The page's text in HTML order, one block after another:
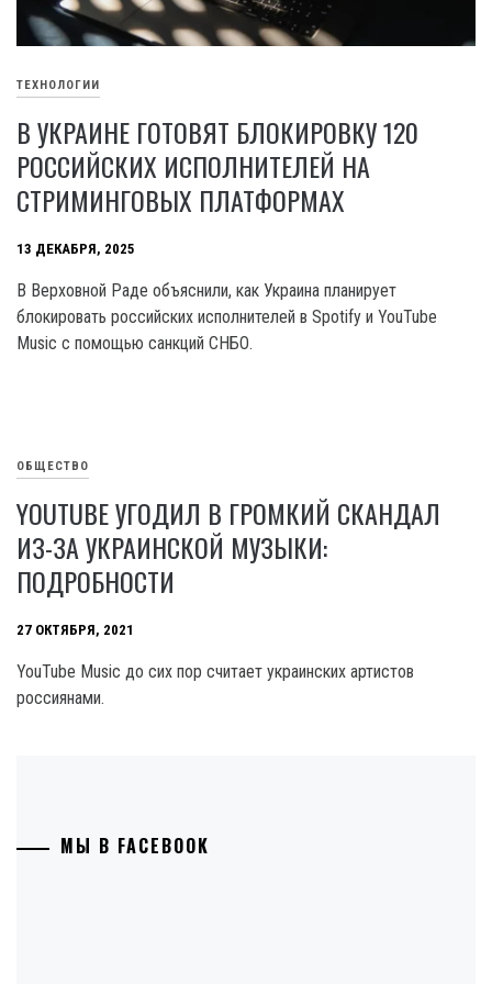
ТЕХНОЛОГИИ
В УКРАИНЕ ГОТОВЯТ БЛОКИРОВКУ 120
РОССИЙСКИХ ИСПОЛНИТЕЛЕЙ НА
СТРИМИНГОВЫХ ПЛАТФОРМАХ
13 ДЕКАБРЯ, 2025
В Верховной Раде объяснили, как Украина планирует
блокировать российских исполнителей в Spotify и YouTube
Music с помощью санкций СНБО.
ОБЩЕСТВО
YOUTUBE УГОДИЛ В ГРОМКИЙ СКАНДАЛ
ИЗ-ЗА УКРАИНСКОЙ МУЗЫКИ:
ПОДРОБНОСТИ
27 ОКТЯБРЯ, 2021
YouTube Music до сих пор считает украинских артистов
россиянами.
МЫ В FACEBOOK